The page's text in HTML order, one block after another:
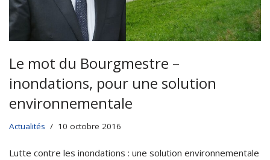
Le mot du Bourgmestre –
inondations, pour une solution
environnementale
Actualités 10 octobre 2016
Lutte contre les inondations : une solution environnementale